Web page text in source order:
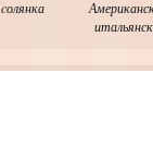
,cолянка